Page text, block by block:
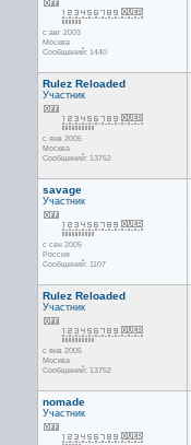
с авг 2003
Москва
Сообщений: 1440
Rulez Reloaded
Участник
с янв 2005
Москва
Сообщений: 13752
savage
Участник
с сен 2005
Россия
Сообщений: 1107
Rulez Reloaded
Участник
с янв 2005
Москва
Сообщений: 13752
nomade
Участник